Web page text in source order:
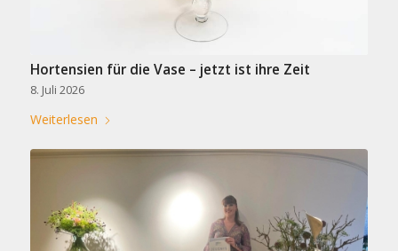
Hortensien für die Vase – jetzt ist ihre Zeit
8. Juli 2026
Weiterlesen